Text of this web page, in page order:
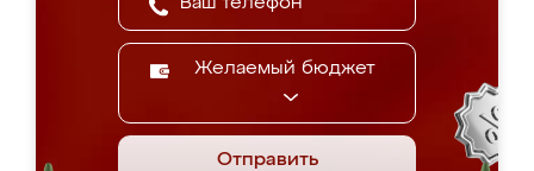
Желаемый бюджет
Отправить